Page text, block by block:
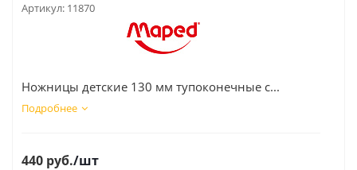
Артикул: 11870
Ножницы детские 130 мм тупоконечные с...
Подробнее
440 руб./шт